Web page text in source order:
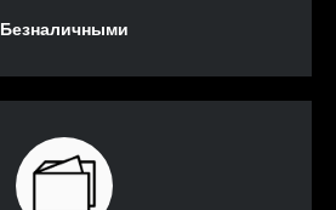
Безналичными